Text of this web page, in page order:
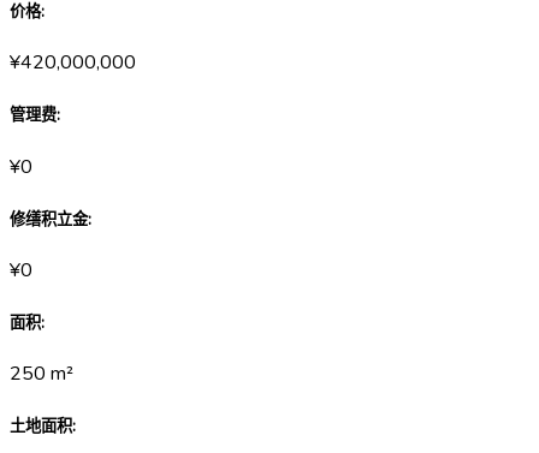
价格:
¥420,000,000
管理费:
¥0
修缮积立金:
¥0
面积:
250 m²
土地面积: